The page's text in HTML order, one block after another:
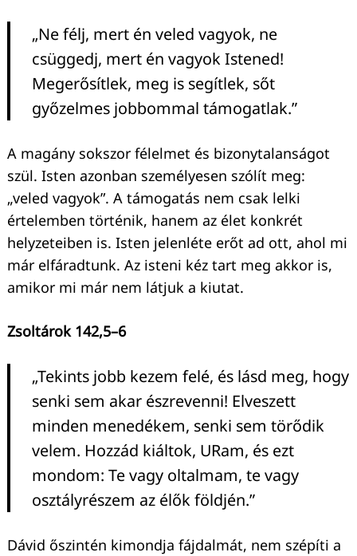
„Ne félj, mert én veled vagyok, ne
csüggedj, mert én vagyok Istened!
Megerősítlek, meg is segítlek, sőt
győzelmes jobbommal támogatlak.”
A magány sokszor félelmet és bizonytalanságot
szül. Isten azonban személyesen szólít meg:
„veled vagyok”. A támogatás nem csak lelki
értelemben történik, hanem az élet konkrét
helyzeteiben is. Isten jelenléte erőt ad ott, ahol mi
már elfáradtunk. Az isteni kéz tart meg akkor is,
amikor mi már nem látjuk a kiutat.
Zsoltárok 142,5–6
„Tekints jobb kezem felé, és lásd meg, hogy
senki sem akar észrevenni! Elveszett
minden menedékem, senki sem törődik
velem. Hozzád kiáltok, URam, és ezt
mondom: Te vagy oltalmam, te vagy
osztályrészem az élők földjén.”
Dávid őszintén kimondja fájdalmát, nem szépíti a